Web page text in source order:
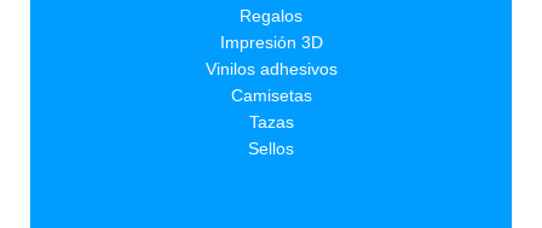
Regalos
Impresión 3D
Vinilos adhesivos
Camisetas
Tazas
Sellos